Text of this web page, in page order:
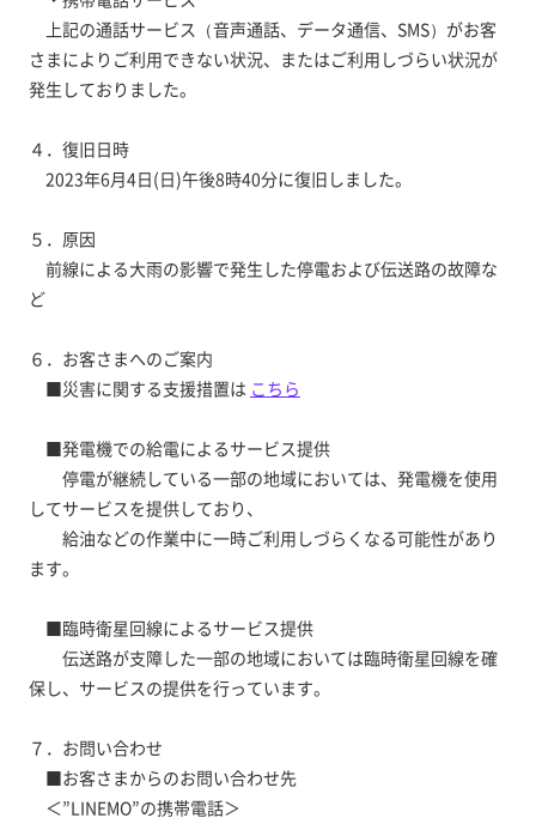
上記の通話サービス（音声通話、データ通信、SMS）がお客
さまによりご利用できない状況、またはご利用しづらい状況が
発生しておりました。
４．復旧日時
2023年6月4日(日)午後8時40分に復旧しました。
５．原因
前線による大雨の影響で発生した停電および伝送路の故障な
ど
６．お客さまへのご案内
■災害に関する支援措置は こちら
■発電機での給電によるサービス提供
停電が継続している一部の地域においては、発電機を使用
してサービスを提供しており、
給油などの作業中に一時ご利用しづらくなる可能性があり
ます。
■臨時衛星回線によるサービス提供
伝送路が支障した一部の地域においては臨時衛星回線を確
保し、サービスの提供を行っています。
７．お問い合わせ
■お客さまからのお問い合わせ先
＜”LINEMO”の携帯電話＞